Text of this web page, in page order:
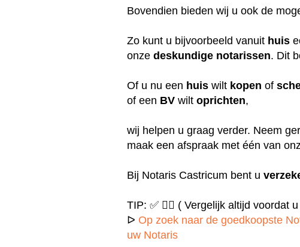
Bovendien bieden wij u ook de
Zo kunt u bijvoorbeeld vanuit huis
onzedeskundige notarissen. Dit
Of u nu een huis wilt kopen of
of een BV wiltoprichten,
wij helpen u graag verder. Neem
maak een afspraak met één van
Bij Notaris Castricum bent u
TIP: ✅ ✍🏻 ( Vergelijk altijd voordat
ᐅ Op zoek naar de goedkoopste
uw Notaris